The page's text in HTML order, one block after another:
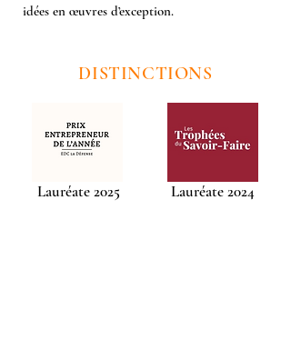
idées en œuvres d’exception.
DISTINCTIONS
Lauréate 2025 Lauréate 2024